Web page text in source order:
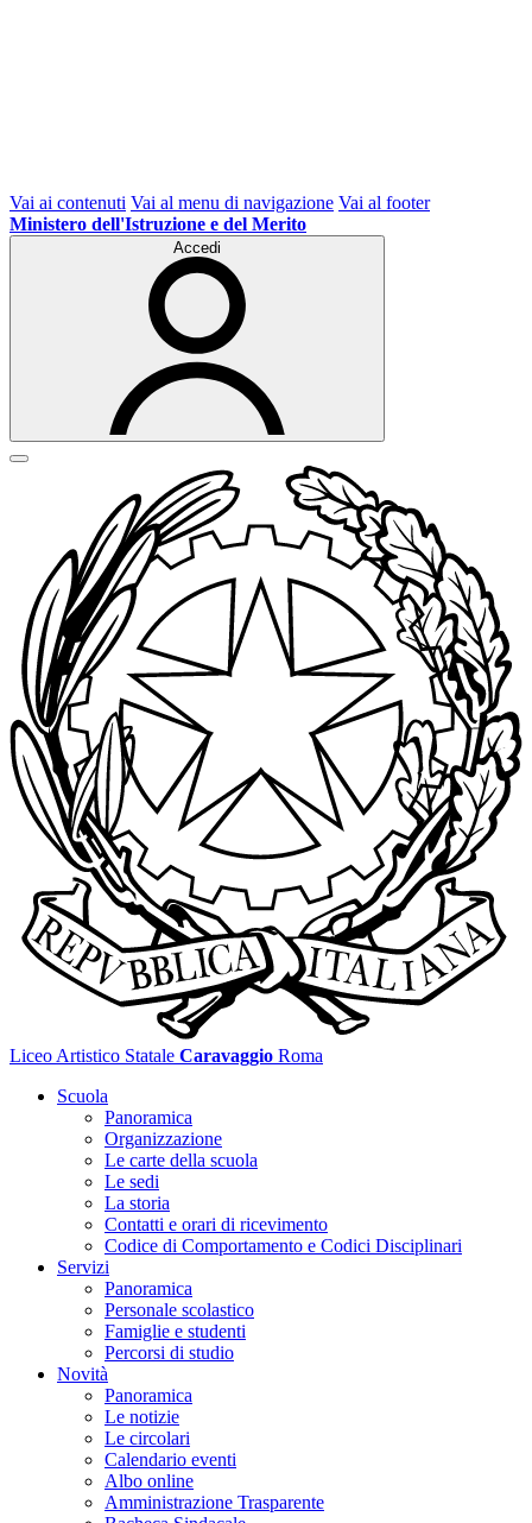
Vai ai contenuti Vai al menu di navigazione Vai al footer
Ministero dell'Istruzione e del Merito
Accedi
Liceo Artistico Statale Caravaggio Roma
Scuola
Panoramica
Organizzazione
Le carte della scuola
Le sedi
La storia
Contatti e orari di ricevimento
Codice di Comportamento e Codici Disciplinari
Servizi
Panoramica
Personale scolastico
Famiglie e studenti
Percorsi di studio
Novità
Panoramica
Le notizie
Le circolari
Calendario eventi
Albo online
Amministrazione Trasparente